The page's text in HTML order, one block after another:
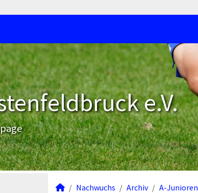
e.V.
Nachwuchs Archiv A-Junioren